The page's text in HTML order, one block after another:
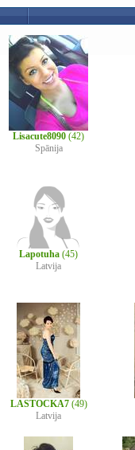
Lisacute8090 (42)
Spānija
Lapotuha (45)
Latvija
LASTOCKA7(49)
Latvija